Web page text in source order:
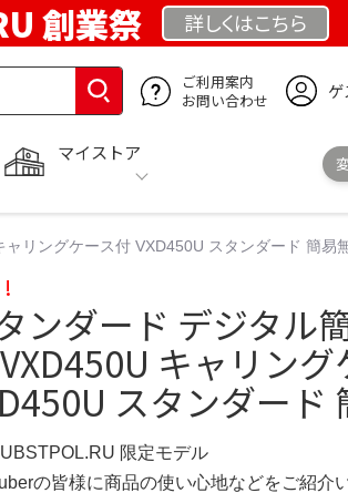
創業祭 詳しくはこちら
ご利用案内
お問い合わせ
マイストア
リングケース付 VXD450U スタンダード 簡易
!
ンダード デジタル
キャリン
スタンダード
限定モデル
の皆様に商品の使い心地などをご紹介